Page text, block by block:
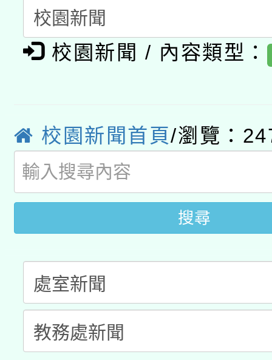
國立臺灣師範大學辦理
年度健康促進學校輔導
函轉國家教育研究院中
原住民族教育政策研討
轉知教育部國民及學前
方素養工作坊新北場」
「族語學習班」招生簡
文教學共融平台-教案
件」活動簡章
教育部國民及學前教育
年度COVID-19疫苗接
接種對象擴大為「滿6
接種之民眾」措施，延
月28日止
校園新聞 / 內容類型：
校園新聞首頁/瀏覽：
搜尋